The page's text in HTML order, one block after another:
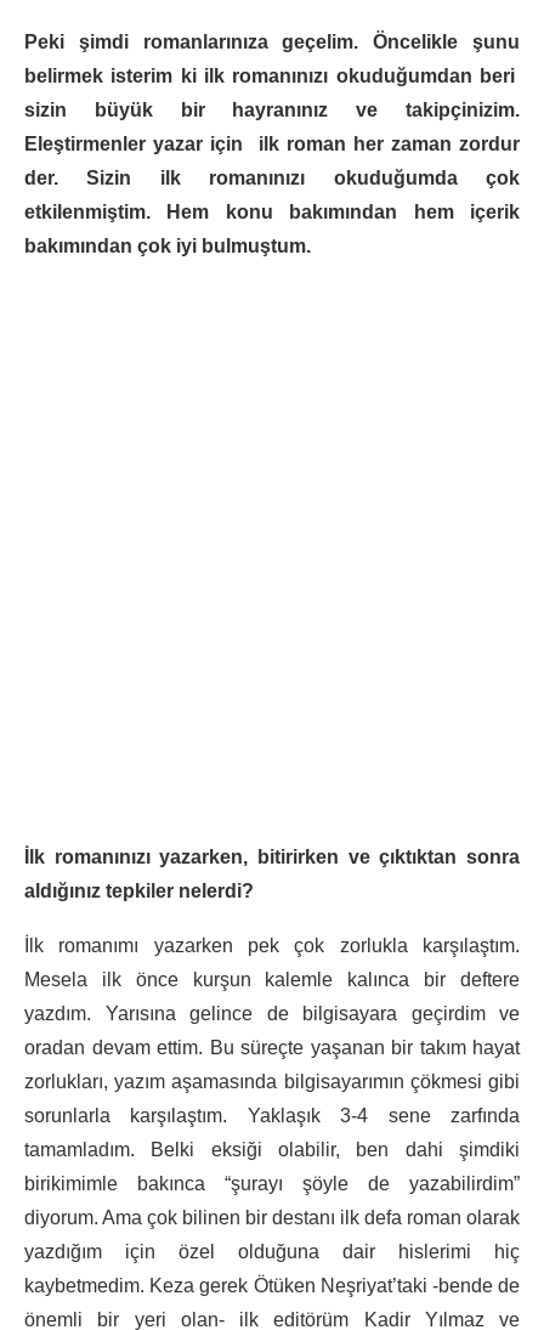
Peki şimdi romanlarınıza geçelim. Öncelikle şunu
belirmek isterim ki ilk romanınızı okuduğumdan beri
sizin büyük bir hayranınız ve takipçinizim.
Eleştirmenler yazar için ilk roman her zaman zordur
der. Sizin ilk romanınızı okuduğumda çok
etkilenmiştim. Hem konu bakımından hem içerik
bakımından çok iyi bulmuştum.
İlk romanınızı yazarken, bitirirken ve çıktıktan sonra
aldığınız tepkiler nelerdi?
İlk romanımı yazarken pek çok zorlukla karşılaştım.
Mesela ilk önce kurşun kalemle kalınca bir deftere
yazdım. Yarısına gelince de bilgisayara geçirdim ve
oradan devam ettim. Bu süreçte yaşanan bir takım hayat
zorlukları, yazım aşamasında bilgisayarımın çökmesi gibi
sorunlarla karşılaştım. Yaklaşık 3-4 sene zarfında
tamamladım. Belki eksiği olabilir, ben dahi şimdiki
birikimimle bakınca “şurayı şöyle de yazabilirdim”
diyorum. Ama çok bilinen bir destanı ilk defa roman olarak
yazdığım için özel olduğuna dair hislerimi hiç
kaybetmedim. Keza gerek Ötüken Neşriyat’taki -bende de
önemli bir yeri olan- ilk editörüm Kadir Yılmaz ve